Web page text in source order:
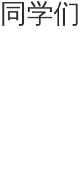
同学们